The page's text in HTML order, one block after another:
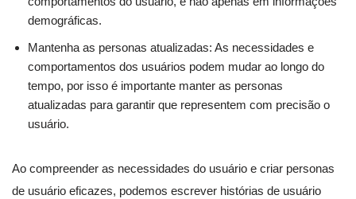
demográficas.
Mantenha as personas atualizadas: As necessidades e
comportamentos dos usuários podem mudar ao longo do
tempo, por isso é importante manter as personas
atualizadas para garantir que representem com precisão o
usuário.
Ao compreender as necessidades do usuário e criar personas
de usuário eficazes, podemos escrever histórias de usuário